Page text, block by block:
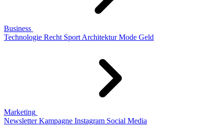
Business
Technologie Recht Sport Architektur Mode Geld
Marketing
Newsletter Kampagne Instagram Social Media